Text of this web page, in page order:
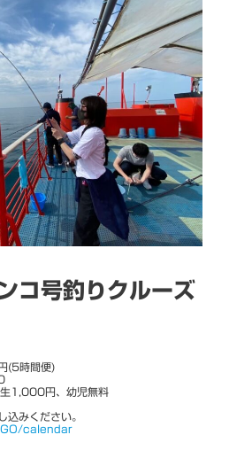
号釣りクルーズ
(5時間便)
1,000円、幼児無料
みください。
calendar